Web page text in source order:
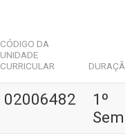
CÓDIGO DA
UNIDADE
CURRICULAR
DURAÇÃO
02006482
1º